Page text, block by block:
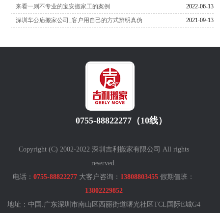
2022-06-13
来看一则不专业的宝安搬家工的案例
2021-09-13
深圳车公庙搬家公司_客户用自己的方式辨明真伪
0755-88822277（10线）
Copyright (C) 2002-2022 深圳吉利搬家有限公司 All rights
reserved.
电话：0755-88822277 大客户咨询： 13808803455 假期值班：
13802229852
地址：中国.广东深圳市南山区西丽街道曙光社区TCL国际E城G4